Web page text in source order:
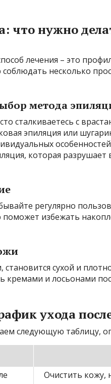
что нужно
лечения – это
несколько
метода
сталкиваетесь с
эпиляция или
которая
регулярно
избежать
сухой и
кремами и лосьонами
ухода
следующую таблицу,
Очистить кожу,